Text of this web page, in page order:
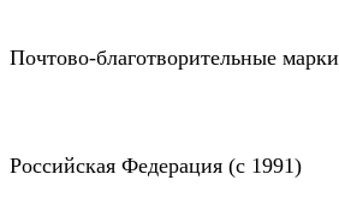
Почтово-благотворительные марки
Российская Федерация (c 1991)